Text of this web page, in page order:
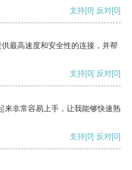
支持[0] 反对[0]
最高速度和安全性的连接，并帮
支持[0] 反对[0]
来非常容易上手，让我能够快速熟
支持[0] 反对[0]